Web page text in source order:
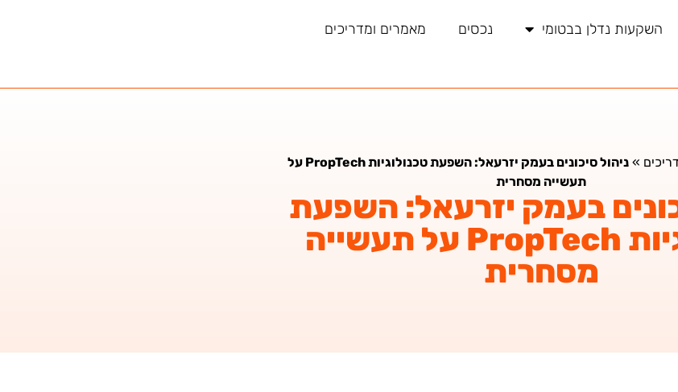
השקעות נדלן בבטומי נכסים מאמרים ומדריכים
»
ניהול סיכונים בעמק יזרעאל: השפעת טכנולוגיות PropTech על
תעשייה מסחרית
בעמק יזרעאל: השפעת
טכנולוגיות PropTech על תעשייה
מסחרית